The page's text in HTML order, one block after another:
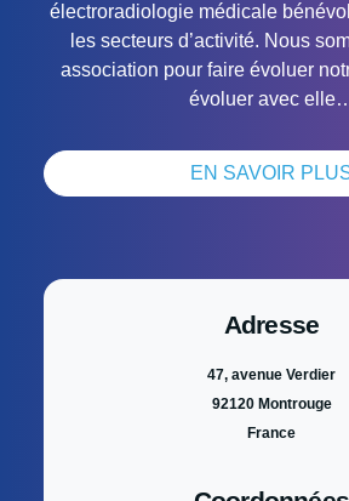
électroradiologie médicale
les secteurs d’activité. Nous
association pour faire évoluer
évoluer avec
EN SAVOIR
Adresse
47, avenue Verdier
92120 Montrouge
France